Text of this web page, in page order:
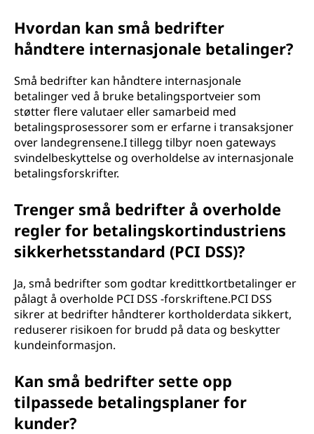
Hvordan kan små bedrifter
håndtere internasjonale betalinger?
Små bedrifter kan håndtere internasjonale
betalinger ved å bruke betalingsportveier som
støtter flere valutaer eller samarbeid med
betalingsprosessorer som er erfarne i transaksjoner
over landegrensene.I tillegg tilbyr noen gateways
svindelbeskyttelse og overholdelse av internasjonale
betalingsforskrifter.
Trenger små bedrifter å overholde
regler for betalingskortindustriens
sikkerhetsstandard (PCI DSS)?
Ja, små bedrifter som godtar kredittkortbetalinger er
pålagt å overholde PCI DSS -forskriftene.PCI DSS
sikrer at bedrifter håndterer kortholderdata sikkert,
reduserer risikoen for brudd på data og beskytter
kundeinformasjon.
Kan små bedrifter sette opp
tilpassede betalingsplaner for
kunder?